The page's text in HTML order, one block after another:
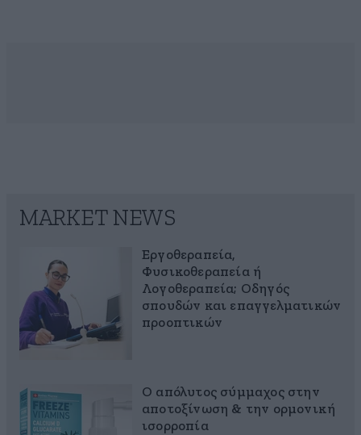
MARKET NEWS
Εργοθεραπεία,
Φυσικοθεραπεία ή
Λογοθεραπεία; Οδηγός
σπουδών και επαγγελματικών
προοπτικών
Ο απόλυτος σύμμαχος στην
αποτοξίνωση & την ορμονική
ισορροπία